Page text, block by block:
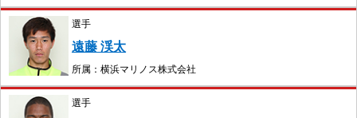
選手
遠藤 渓太
所属：横浜マリノス株式会社
選手